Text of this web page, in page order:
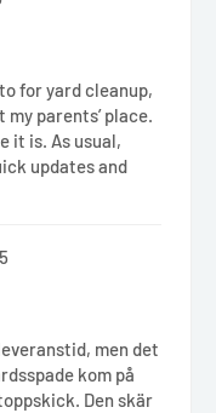
for yard cleanup,
parents’ place.
it is. As usual,
updates and
men det
kom på
Den skär